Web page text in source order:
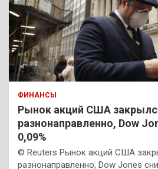
ФИНАНСЫ
Рынок акций США
разнонаправленно, Dow
0,09%
© Reuters Рынок акций США
разнонаправленно, Dow Jones